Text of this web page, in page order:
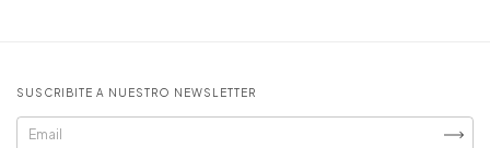
SUSCRIBITE A NUESTRO NEWSLETTER